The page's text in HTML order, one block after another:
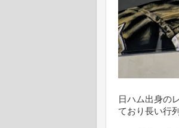
日ハム出身の
ており長い行